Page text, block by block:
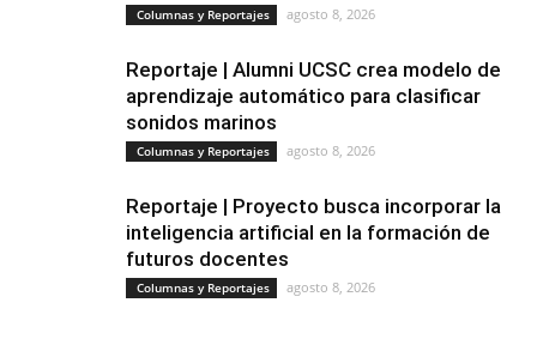
Columnas y Reportajes agosto 8, 2026
Reportaje | Alumni UCSC crea modelo de
aprendizaje automático para clasificar
sonidos marinos
Columnas y Reportajes agosto 8, 2026
Reportaje | Proyecto busca incorporar la
inteligencia artificial en la formación de
futuros docentes
Columnas y Reportajes agosto 8, 2026